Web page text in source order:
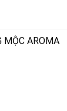
MỘC AROMA